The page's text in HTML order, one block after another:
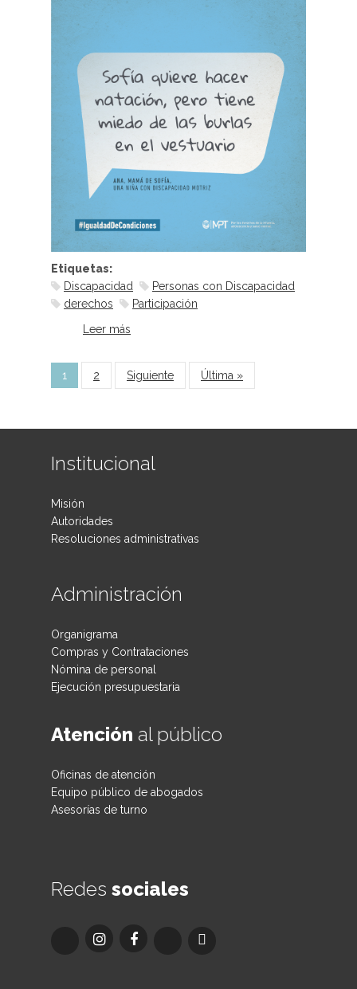
Etiquetas:
Discapacidad
Personas con Discapacidad
derechos
Participación
Leer más
Páginas
1 2 Siguiente Última »
Institucional
Misión
Autoridades
Resoluciones administrativas
Administración
Organigrama
Compras y Contrataciones
Nómina de personal
Ejecución presupuestaria
Atención al público
Oficinas de atención
Equipo público de abogados
Asesorías de turno
Redes sociales